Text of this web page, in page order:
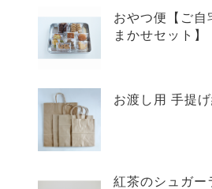
おやつ便【ご自
まかせセット】
お渡し用 手提
紅茶のシュガー